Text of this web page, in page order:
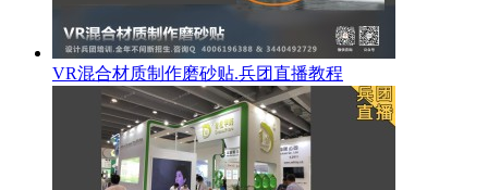
VR混合材质制作磨砂贴.兵团直播教程